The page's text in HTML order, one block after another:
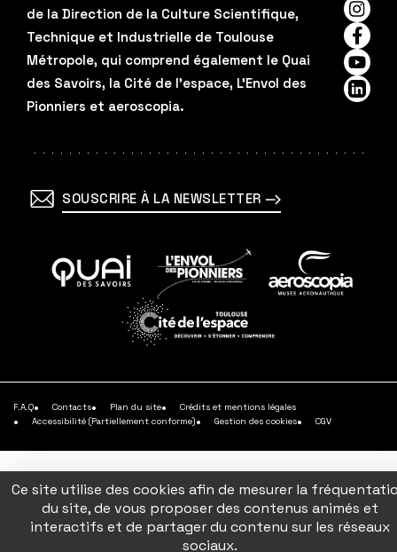
Ce site utilise des cookies afin de mesurer la
du site, de vous proposer des contenus animés et
interactifs et de partager du contenu sur les réseaux
sociaux.
de la Direction de la Culture Scientifique,
Technique et Industrielle de Toulouse
Métropole, qui comprend également le Quai
des Savoirs, la Cité de l'espace, L'Envol des
Pionniers et aeroscopia.
SOUSCRIRE À LA NEWSLETTER
En
savoir
plus
F.A.Q Contacts Plan du site
Crédits et mentions légales
Accessibilité (Partiellement conforme)
Gestion des cookies CGV